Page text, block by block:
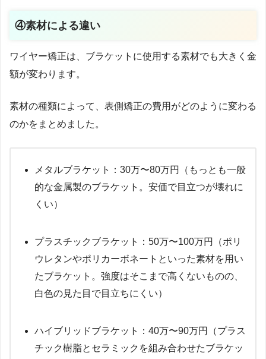
④素材による違い
ワイヤー矯正は、ブラケットに使用する素材でも大きく金
額が変わります。
素材の種類によって、表側矯正の費用がどのように変わる
のかをまとめました。
メタルブラケット：30万〜80万円（もっとも一般
的な金属製のブラケット。安価で目立つが壊れに
くい）
プラスチックブラケット：50万〜100万円（ポリ
ウレタンやポリカーボネートといった素材を用い
たブラケット。強度はそこまで高くないものの、
白色の見た目で目立ちにくい）
ハイブリッドブラケット：40万〜90万円（プラス
チック樹脂とセラミックを組み合わせたブラケッ